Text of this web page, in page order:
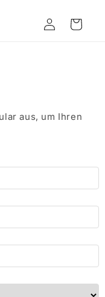
Log
in
Cart
aus, um Ihren